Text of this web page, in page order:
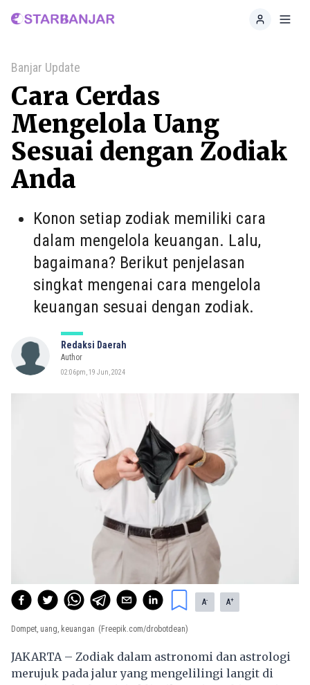
Home
Banjar Update
Cara Cerdas
Mengelola Uang
Sesuai dengan Zodiak
Anda
Konon setiap zodiak memiliki cara
dalam mengelola keuangan. Lalu,
bagaimana? Berikut penjelasan
singkat mengenai cara mengelola
keuangan sesuai dengan zodiak.
Redaksi Daerah
Author
02:06pm, 19 Jun, 2024
A- A+
Dompet, uang, keuangan (Freepik.com/drobotdean)
JAKARTA – Zodiak dalam astronomi dan astrologi
merujuk pada jalur yang mengelilingi langit di